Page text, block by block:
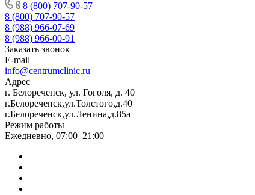
8 (800) 707-90-57
8 (800) 707-90-57
8 (988) 966-07-69
8 (988) 966-00-91
Заказать звонок
E-mail
info@centrumclinic.ru
Адрес
г. Белореченск, ул. Гоголя, д. 40
г.Белореченск,ул.Толстого,д.40
г.Белореченск,ул.Ленина,д.85а
Режим работы
Ежедневно, 07:00–21:00